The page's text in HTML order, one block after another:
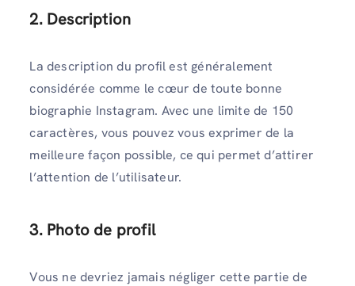
2. Description
La description du profil est généralement
considérée comme le cœur de toute bonne
biographie Instagram. Avec une limite de 150
caractères, vous pouvez vous exprimer de la
meilleure façon possible, ce qui permet d’attirer
l’attention de l’utilisateur.
3. Photo de profil
Vous ne devriez jamais négliger cette partie de